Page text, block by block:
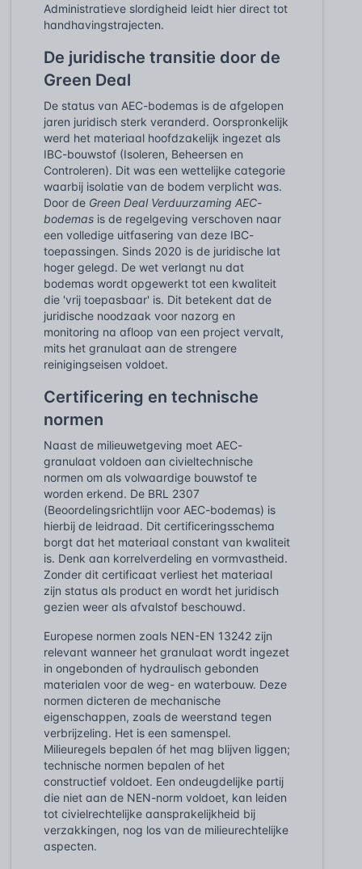
Administratieve slordigheid leidt hier direct tot
handhavingstrajecten.
De juridische transitie door de
Green Deal
De status van AEC-bodemas is de afgelopen
jaren juridisch sterk veranderd. Oorspronkelijk
werd het materiaal hoofdzakelijk ingezet als
IBC-bouwstof (Isoleren, Beheersen en
Controleren). Dit was een wettelijke categorie
waarbij isolatie van de bodem verplicht was.
Door de Green Deal Verduurzaming AEC-
bodemas is de regelgeving verschoven naar
een volledige uitfasering van deze IBC-
toepassingen. Sinds 2020 is de juridische lat
hoger gelegd. De wet verlangt nu dat
bodemas wordt opgewerkt tot een kwaliteit
die 'vrij toepasbaar' is. Dit betekent dat de
juridische noodzaak voor nazorg en
monitoring na afloop van een project vervalt,
mits het granulaat aan de strengere
reinigingseisen voldoet.
Certificering en technische
normen
Naast de milieuwetgeving moet AEC-
granulaat voldoen aan civieltechnische
normen om als volwaardige bouwstof te
worden erkend. De BRL 2307
(Beoordelingsrichtlijn voor AEC-bodemas) is
hierbij de leidraad. Dit certificeringsschema
borgt dat het materiaal constant van kwaliteit
is. Denk aan korrelverdeling en vormvastheid.
Zonder dit certificaat verliest het materiaal
zijn status als product en wordt het juridisch
gezien weer als afvalstof beschouwd.
Europese normen zoals NEN-EN 13242 zijn
relevant wanneer het granulaat wordt ingezet
in ongebonden of hydraulisch gebonden
materialen voor de weg- en waterbouw. Deze
normen dicteren de mechanische
eigenschappen, zoals de weerstand tegen
verbrijzeling. Het is een samenspel.
Milieuregels bepalen óf het mag blijven liggen;
technische normen bepalen of het
constructief voldoet. Een ondeugdelijke partij
die niet aan de NEN-norm voldoet, kan leiden
tot civielrechtelijke aansprakelijkheid bij
verzakkingen, nog los van de milieurechtelijke
aspecten.